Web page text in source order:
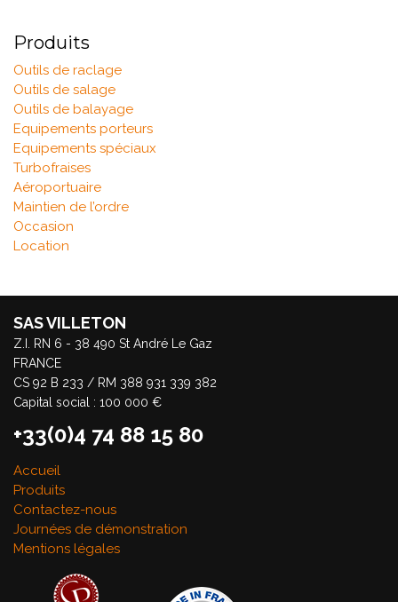
Produits
Outils de raclage
Outils de salage
Outils de balayage
Equipements porteurs
Equipements spéciaux
Turbofraises
Aéroportuaire
Maintien de l’ordre
Occasion
Location
SAS VILLETON
Z.I. RN 6 - 38 490 St André Le Gaz
FRANCE
CS 92 B 233 / RM 388 931 339 382
Capital social : 100 000 €
+33(0)4 74 88 15 80
Accueil
Produits
Contactez-nous
Journées de démonstration
Mentions légales